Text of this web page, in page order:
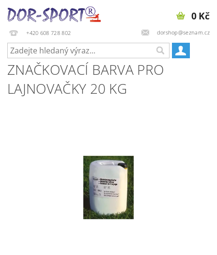
+420 608 728 802 dorshop@seznam.cz
0 Kč
ZNAČKOVACÍ BARVA PRO
LAJNOVAČKY 20 KG